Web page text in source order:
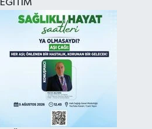
EĞİTİM
YAŞAM